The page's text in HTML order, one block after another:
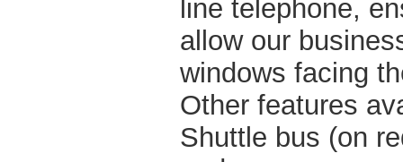
line telephone,
allow our
windows facing
Other features
Shuttle bus (on